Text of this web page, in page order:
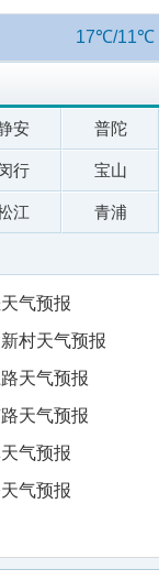
17℃/11℃
安 普陀
行 宝山
江 青浦
气预报
村天气预报
天气预报
天气预报
气预报
气预报